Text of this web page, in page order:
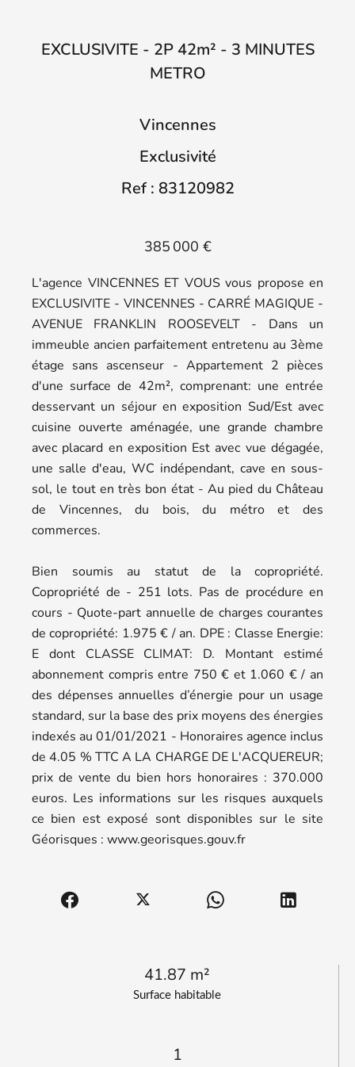
Surface habitable
41.87 m²
1
EXCLUSIVITE - 2P 42m² - 3 MINUTES
METRO
Vincennes
Exclusivité
Ref : 83120982
385 000 €
L'agence VINCENNES ET VOUS vous propose en
EXCLUSIVITE - VINCENNES - CARRÉ MAGIQUE -
AVENUE FRANKLIN ROOSEVELT - Dans un
immeuble ancien parfaitement entretenu au 3ème
étage sans ascenseur - Appartement 2 pièces
d'une surface de 42m², comprenant: une entrée
desservant un séjour en exposition Sud/Est avec
cuisine ouverte aménagée, une grande chambre
avec placard en exposition Est avec vue dégagée,
une salle d'eau, WC indépendant, cave en sous-
sol, le tout en très bon état - Au pied du Château
de Vincennes, du bois, du métro et des
commerces.
Bien soumis au statut de la copropriété.
Copropriété de - 251 lots. Pas de procédure en
cours - Quote-part annuelle de charges courantes
de copropriété: 1.975 € / an. DPE : Classe Energie:
E dont CLASSE CLIMAT: D. Montant estimé
abonnement compris entre 750 € et 1.060 € / an
des dépenses annuelles d’énergie pour un usage
standard, sur la base des prix moyens des énergies
indexés au 01/01/2021 - Honoraires agence inclus
de 4.05 % TTC A LA CHARGE DE L'ACQUEREUR;
prix de vente du bien hors honoraires : 370.000
euros. Les informations sur les risques auxquels
ce bien est exposé sont disponibles sur le site
Géorisques : www.georisques.gouv.fr